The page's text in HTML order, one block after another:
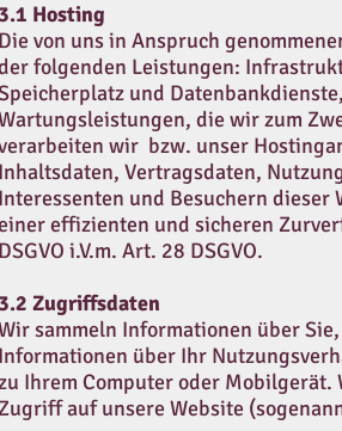
Hosting
Die von uns in Anspruch
folgenden Leistungen:
und
die wir zum
wir bzw. unser
Inhaltsdaten, Vertragsdaten,
Interessenten und Besuchern
effizienten und sicheren
DSGVO i.V.m. Art. 28 DSGVO.
Zugriffsdaten
sammeln Informationen über
Informationen über Ihr
Ihrem Computer oder
Zugriff auf unsere Website